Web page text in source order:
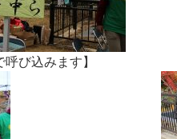
呼び込みます】